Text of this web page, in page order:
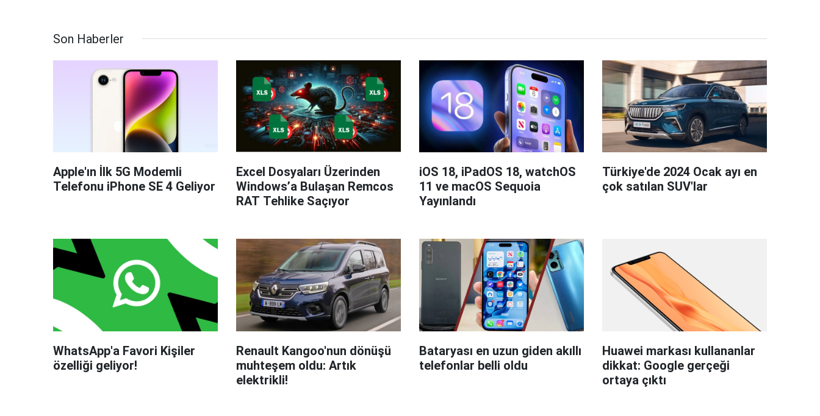
Son Haberler
Apple'ın İlk 5G Modemli
Telefonu iPhone SE 4 Geliyor
Excel Dosyaları Üzerinden
Windows’a Bulaşan Remcos
RAT Tehlike Saçıyor
iOS 18, iPadOS 18, watchOS
11 ve macOS Sequoia
Yayınlandı
Türkiye'de 2024 Ocak ayı en
çok satılan SUV'lar
WhatsApp'a Favori Kişiler
özelliği geliyor!
Renault Kangoo'nun dönüşü
muhteşem oldu: Artık
elektrikli!
Bataryası en uzun giden akıllı
telefonlar belli oldu
Huawei markası kullananlar
dikkat: Google gerçeği
ortaya çıktı